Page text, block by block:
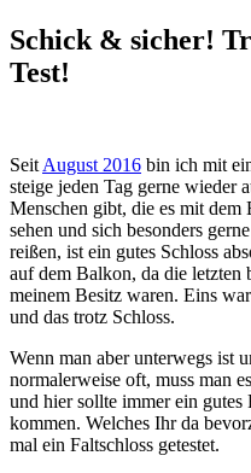
Schick & sicher!
Test!
Seit August 2016 bin ich mit
steige jeden Tag gerne wieder
Menschen gibt, die es mit dem
sehen und sich besonders
reißen, ist ein gutes Schloss
auf dem Balkon, da die letzten
meinem Besitz waren. Eins
und das trotz Schloss.
Wenn man aber unterwegs ist
normalerweise oft, muss man
und hier sollte immer ein gutes
kommen. Welches Ihr da
mal ein Faltschloss getestet.